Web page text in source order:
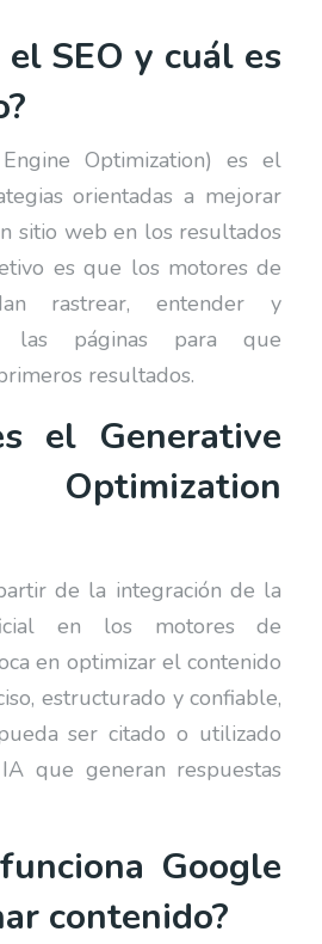
el SEO y cuál es
Optimization) es el
orientadas a mejorar
sitio web en los resultados
es que los motores de
rastrear, entender y
las páginas para que
resultados.
el Generative
de la integración de la
en los motores de
en optimizar el contenido
estructurado y confiable,
ser citado o utilizado
que generan respuestas
Google
contenido?